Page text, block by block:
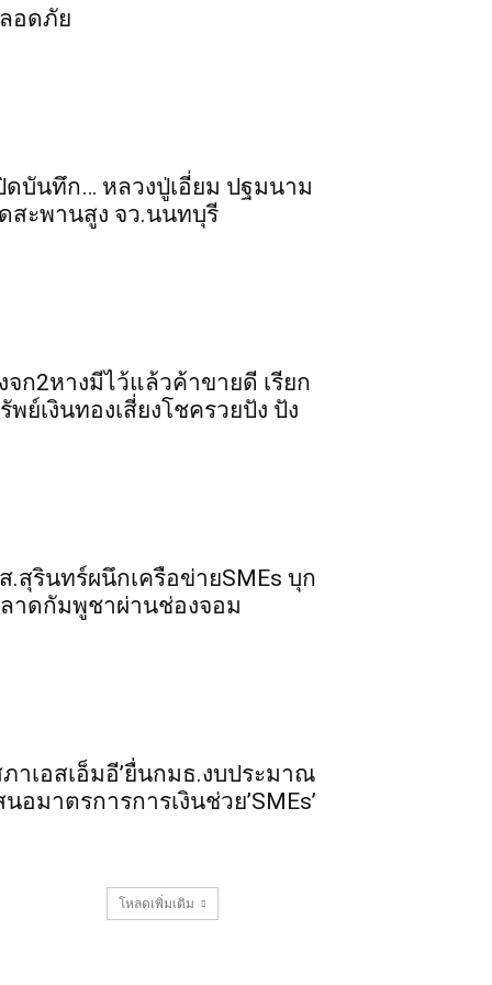
อดภัย​
ดบันทึก… หลวงปู่เอี่ยม ​ปฐม​นาม​
สะพานสูง​ จว.นนทบุรี
จก​2​หาง​มีไว้แล้ว​ค้าขาย​ดี​ เรียก​
พย์เงินทอง​เสี่ยงโชค​รวยปัง​ ปัง​
.สุรินทร์ผนึกเครือข่ายSMEs บุก
าดกัมพูชาผ่านช่องจอม
ภาเอสเอ็มอี’ยื่นกมธ.งบประมาณ
นอมาตรการการเงินช่วย’SMEs’
โหลดเพิ่มเติม